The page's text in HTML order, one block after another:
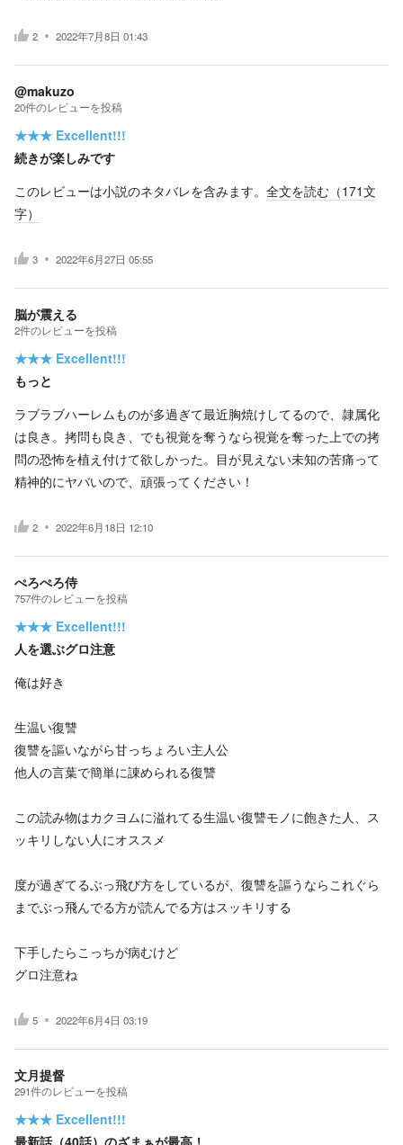
2 2022年7月8日 01:43
@makuzo
20件のレビューを投稿
★★★ Excellent!!!
続きが楽しみです
このレビューは小説のネタバレを含みます。 全文を読む（171文
字）
3 2022年6月27日 05:55
脳が震える
2件のレビューを投稿
★★★ Excellent!!!
もっと
ラブラブハーレムものが多過ぎて最近胸焼けしてるので、隷属化
は良き。拷問も良き、でも視覚を奪うなら視覚を奪った上での拷
問の恐怖を植え付けて欲しかった。目が見えない未知の苦痛って
精神的にヤバいので、頑張ってください！
2 2022年6月18日 12:10
ぺろぺろ侍
757件のレビューを投稿
★★★ Excellent!!!
人を選ぶグロ注意
俺は好き
生温い復讐
復讐を謳いながら甘っちょろい主人公
他人の言葉で簡単に諌められる復讐
この読み物はカクヨムに溢れてる生温い復讐モノに飽きた人、ス
ッキリしない人にオススメ
度が過ぎてるぶっ飛び方をしているが、復讐を謳うならこれぐら
までぶっ飛んでる方が読んでる方はスッキリする
下手したらこっちが病むけど
グロ注意ね
5 2022年6月4日 03:19
文月提督
291件のレビューを投稿
★★★ Excellent!!!
最新話（40話）のざまぁが最高！